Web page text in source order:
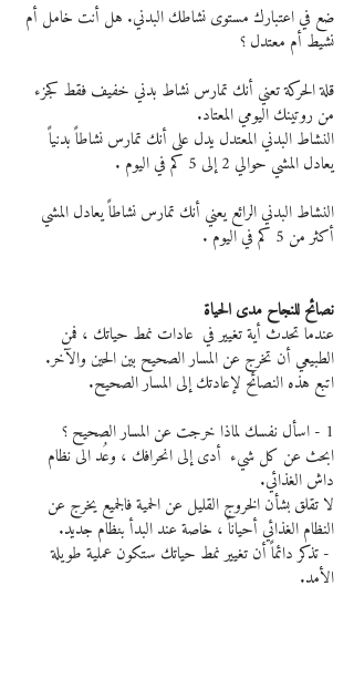
ضع في اعتبارك مستوى نشاطك البدني. هل أنت خامل أم
نشيط أم معتدل ؟
قلة الحركة تعني أنك تمارس نشاط بدني خفيف فقط كجزء
من روتينك اليومي المعتاد.
النشاط البدني المعتدل يدل على أنك تمارس نشاطاً بدنياً
يعادل المشي حوالي 2 إلى 5 كم في اليوم .
النشاط البدني الرائع يعني أنك تمارس نشاطاً يعادل المشي
أكثر من 5 كم في اليوم .
نصائح للنجاح مدى الحياة
عندما تحدث أية تغيير في  عادات نمط حياتك ، فمن
الطبيعي أن تخرج عن المسار الصحيح بين الحين والآخر.
اتبع هذه النصائح لإعادتك إلى المسار الصحيح.
1 - اسأل نفسك لماذا خرجت عن المسار الصحيح ؟
ابحث عن كل شيء  أدى إلى انحرافك ، وعُد الى نظام
داش الغذائي.
لا تقلق بشأن الخروج القليل عن الحمية فالجميع يخرج عن
النظام الغذائي أحياناً ، خاصة عند البدأ بنظام جديد.
- تذكر دائماً أن تغيير نمط حياتك ستكون عملية طويلة
الأمد.